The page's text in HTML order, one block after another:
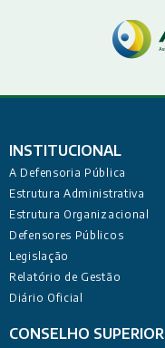
INSTITUCIONAL
A Defensoria Pública
Estrutura Administrativa
Estrutura Organizacional
Defensores Públicos
Legislação
Relatório de Gestão
Diário Oficial
CONSELHO SUPERIOR